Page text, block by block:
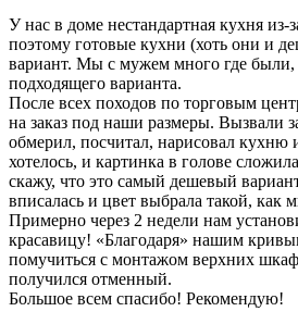
У нас в доме нестандартная кухня из-
поэтому готовые кухни (хоть они и
вариант. Мы с мужем много где
подходящего варианта.
После всех походов по торговым
на заказ под наши размеры. Вызвали
обмерил, посчитал, нарисовал кухню
хотелось, и картинка в голове
скажу, что это самый дешевый
вписалась и цвет выбрала такой, как
Примерно через 2 недели нам
красавицу! «Благодаря» нашим
помучиться с монтажом верхних
получился отменный.
Большое всем спасибо! Рекомендую!